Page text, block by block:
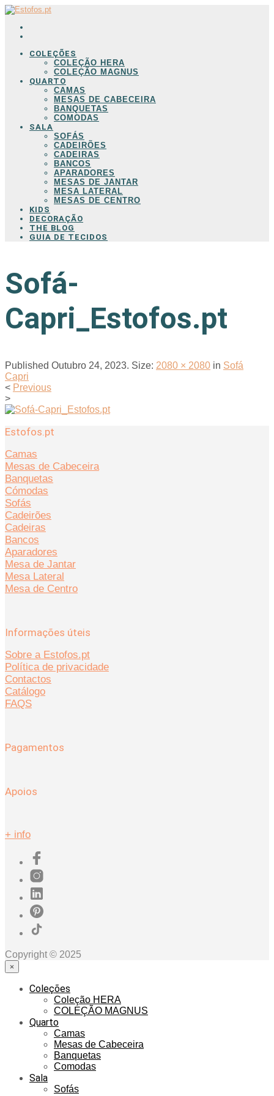
COLEÇÕES
COLEÇÃO HERA
COLEÇÃO MAGNUS
QUARTO
CAMAS
MESAS DE CABECEIRA
BANQUETAS
COMODAS
SALA
SOFÁS
CADEIRÕES
CADEIRAS
BANCOS
APARADORES
MESAS DE JANTAR
MESA LATERAL
MESAS DE CENTRO
KIDS
DECORAÇÃO
THE BLOG
GUIA DE TECIDOS
Sofá-
Capri_Estofos.pt
Published Outubro 24, 2023. Size: 2080 × 2080 in Sofá
Capri
< Previous
>
Estofos.pt
Camas
Mesas de Cabeceira
Banquetas
Cómodas
Sofás
Cadeirões
Cadeiras
Bancos
Aparadores
Mesa de Jantar
Mesa Lateral
Mesa de Centro
Informações úteis
Sobre a Estofos.pt
Política de privacidade
Contactos
Catálogo
FAQS
Pagamentos
Apoios
+ info
Copyright © 2025
×
Coleções
Coleção HERA
COLEÇÃO MAGNUS
Quarto
Camas
Mesas de Cabeceira
Banquetas
Comodas
Sala
Sofás